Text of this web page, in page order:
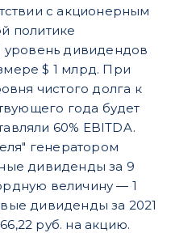
с акционерным
политике
дивидендов
$ 1 млрд. При
чистого долга к
года будет
60% EBITDA.
генератором
дивиденды за 9
величину — 1
дивиденды за 2021
руб. на акцию.